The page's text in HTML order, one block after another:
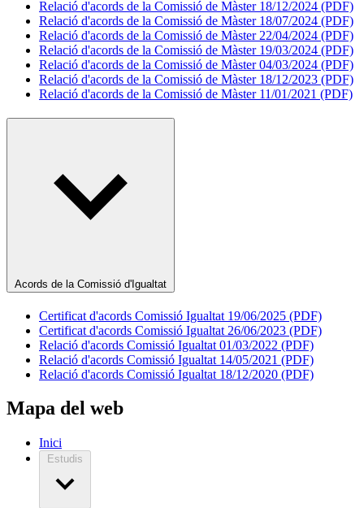
Relació d'acords de la Comissió de Màster 18/12/2024 (PDF)
Relació d'acords de la Comissió de Màster 18/07/2024 (PDF)
Relació d'acords de la Comissió de Màster 22/04/2024 (PDF)
Relació d'acords de la Comissió de Màster 19/03/2024 (PDF)
Relació d'acords de la Comissió de Màster 04/03/2024 (PDF)
Relació d'acords de la Comissió de Màster 18/12/2023 (PDF)
Relació d'acords de la Comissió de Màster 11/01/2021 (PDF)
Acords de la Comissió d'Igualtat
Certificat d'acords Comissió Igualtat 19/06/2025 (PDF)
Certificat d'acords Comissió Igualtat 26/06/2023 (PDF)
Relació d'acords Comissió Igualtat 01/03/2022 (PDF)
Relació d'acords Comissió Igualtat 14/05/2021 (PDF)
Relació d'acords Comissió Igualtat 18/12/2020 (PDF)
Mapa del web
Inici
Estudis